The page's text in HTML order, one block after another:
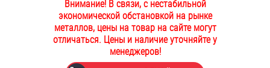
ОПЛАТА И ДОСТАВКА
НАШИ МАГАЗИНЫ
Втулки
Внимание! В связи, с нестабильной
экономической обстановкой на рынке
металлов, цены на товар на сайте могут
отличаться. Цены и наличие уточняйте у
менеджеров!